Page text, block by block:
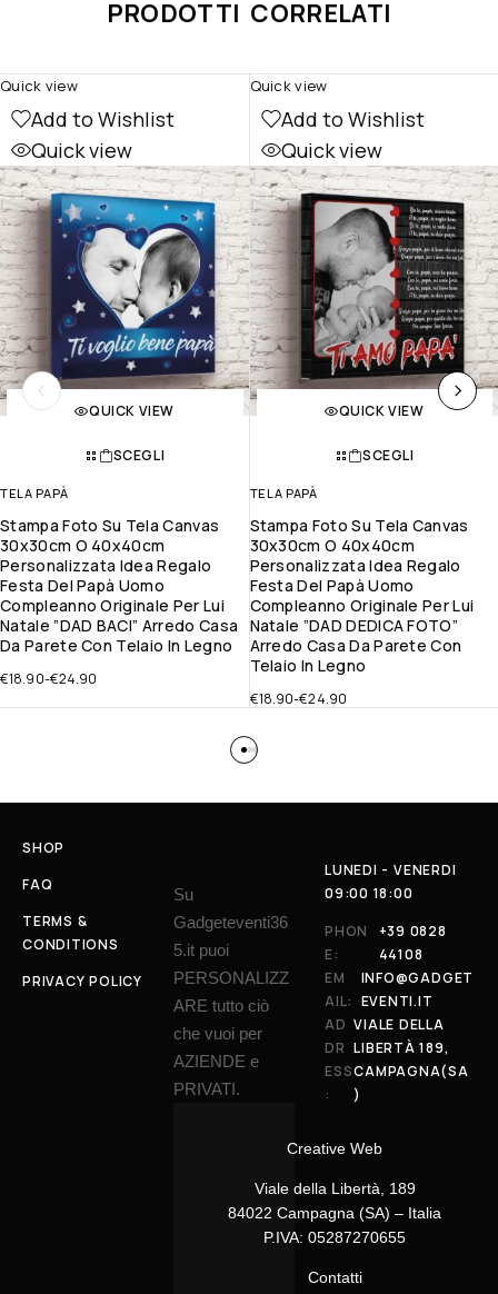
PRODOTTI CORRELATI
Add to Wishlist
Quick view
QUICK VIEW
SCEGLI
TELA PAPÀ
Stampa Foto Su Tela Canvas
30x30cm O 40x40cm
Personalizzata Idea Regalo
Festa Del Papà Uomo
Compleanno Originale Per Lui
Natale ”DAD BACI” Arredo Casa
Da Parete Con Telaio In Legno
€18.90-€24.90
Quick view
Add to Wishlist
Quick view
QUICK VIEW
SCEGLI
TELA PAPÀ
Stampa Foto Su Tela Canvas
30x30cm O 40x40cm
Personalizzata Idea Regalo
Festa Del Papà Uomo
Compleanno Originale Per Lui
Natale ”DAD DEDICA FOTO”
Arredo Casa Da Parete Con
Telaio In Legno
€18.90-€24.90
Quick view
SHOP
FAQ
TERMS &
CONDITIONS
PRIVACY POLICY
Su
Gadgeteventi36
5.it puoi
PERSONALIZZ
ARE tutto ciò
che vuoi per
AZIENDE e
PRIVATI.
Creative Web
Viale della Libertà, 189
84022 Campagna (SA) – Italia
P.IVA: 05287270655
Contatti
LUNEDI - VENERDI
09:00 18:00
PHON
E:
+39 0828
44108
EM
AIL:
INFO@GADGET
EVENTI.IT
AD
DR
ESS
:
VIALE DELLA
LIBERTÀ 189,
CAMPAGNA(SA
)